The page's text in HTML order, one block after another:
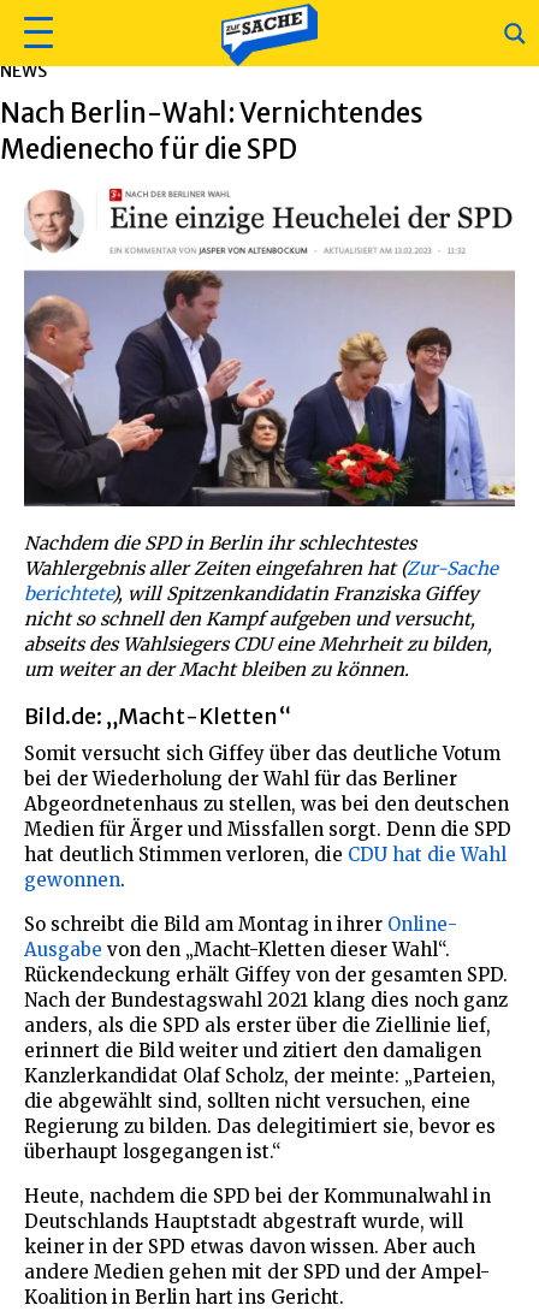
NEWS
Nach Berlin-Wahl: Vernichtendes
Medienecho für die SPD
Nachdem die SPD in Berlin ihr schlechtestes
Wahlergebnis aller Zeiten eingefahren hat (Zur-Sache
berichtete), will Spitzenkandidatin Franziska Giffey
nicht so schnell den Kampf aufgeben und versucht,
abseits des Wahlsiegers CDU eine Mehrheit zu bilden,
um weiter an der Macht bleiben zu können.
Bild.de: „Macht-Kletten“
Somit versucht sich Giffey über das deutliche Votum
bei der Wiederholung der Wahl für das Berliner
Abgeordnetenhaus zu stellen, was bei den deutschen
Medien für Ärger und Missfallen sorgt. Denn die SPD
hat deutlich Stimmen verloren, die CDU hat die Wahl
gewonnen.
So schreibt die Bild am Montag in ihrer Online-
Ausgabe von den „Macht-Kletten dieser Wahl“.
Rückendeckung erhält Giffey von der gesamten SPD.
Nach der Bundestagswahl 2021 klang dies noch ganz
anders, als die SPD als erster über die Ziellinie lief,
erinnert die Bild weiter und zitiert den damaligen
Kanzlerkandidat Olaf Scholz, der meinte: „Parteien,
die abgewählt sind, sollten nicht versuchen, eine
Regierung zu bilden. Das delegitimiert sie, bevor es
überhaupt losgegangen ist.“
Heute, nachdem die SPD bei der Kommunalwahl in
Deutschlands Hauptstadt abgestraft wurde, will
keiner in der SPD etwas davon wissen. Aber auch
andere Medien gehen mit der SPD und der Ampel-
Koalition in Berlin hart ins Gericht.